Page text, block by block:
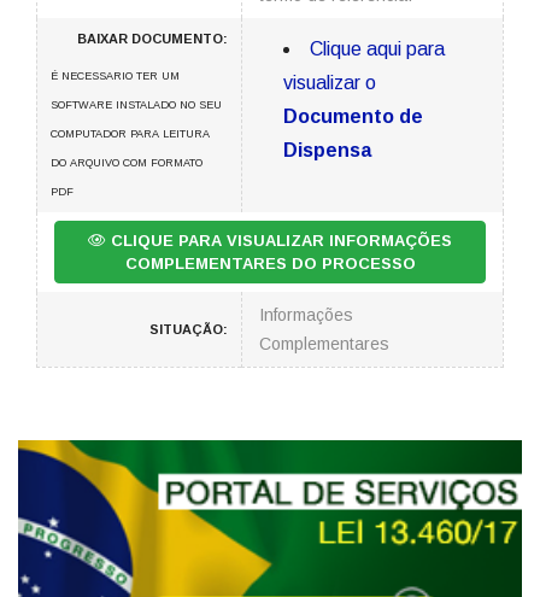
BAIXAR DOCUMENTO:
É NECESSARIO TER UM
SOFTWARE INSTALADO NO SEU
COMPUTADOR PARA LEITURA
DO ARQUIVO COM FORMATO
PDF
Clique aqui para
visualizar o
Documento de
Dispensa
CLIQUE PARA VISUALIZAR INFORMAÇÕES
COMPLEMENTARES DO PROCESSO
SITUAÇÃO:
Informações
Complementares